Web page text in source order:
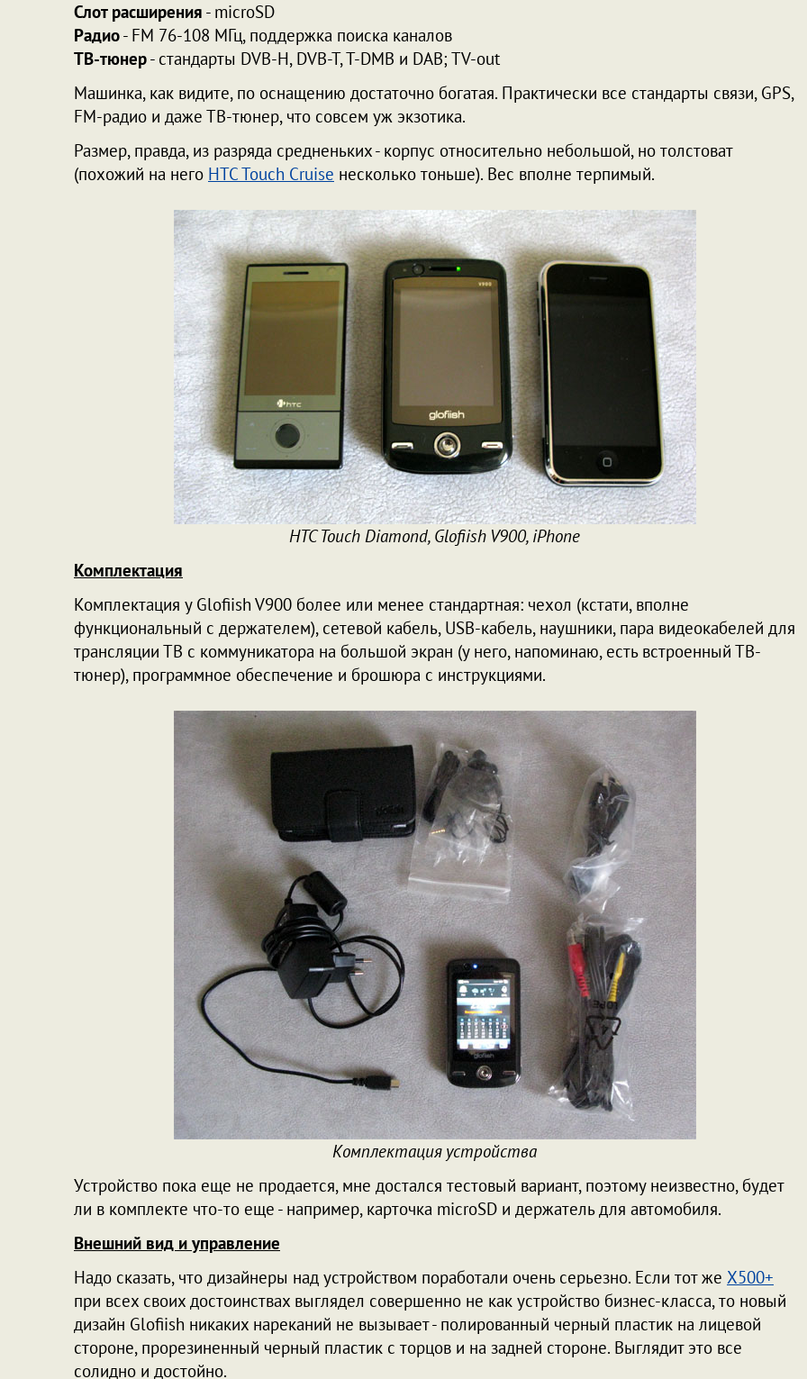
Слот расширения - microSD
Радио- FM 76-108 МГц, поддержка поиска каналов
ТВ-тюнер- стандарты DVB-H, DVB-T, T-DMB и DAB; TV-out
Машинка, как видите, по оснащению достаточно богатая. Практически все стандарты связи, GPS,
FM-радио и даже ТВ-тюнер, что совсем уж экзотика.
Размер, правда, из разряда средненьких - корпус относительно небольшой, но толстоват
(похожий на него HTC Touch Cruise несколько тоньше). Вес вполне терпимый.
HTC Touch Diamond, Glofiish V900, iPhone
Комплектация
Комплектация у Glofiish V900 более или менее стандартная: чехол (кстати, вполне
функциональный с держателем), сетевой кабель, USB-кабель, наушники, пара видеокабелей для
трансляции ТВ с коммуникатора на большой экран (у него, напоминаю, есть встроенный ТВ-
тюнер), программное обеспечение и брошюра с инструкциями.
Комплектация устройства
Устройство пока еще не продается, мне достался тестовый вариант, поэтому неизвестно, будет
ли в комплекте что-то еще - например, карточка microSD и держатель для автомобиля.
Внешний вид и управление
Надо сказать, что дизайнеры над устройством поработали очень серьезно. Если тот же X500+
при всех своих достоинствах выглядел совершенно не как устройство бизнес-класса, то новый
дизайн Glofiish никаких нареканий не вызывает - полированный черный пластик на лицевой
стороне, прорезиненный черный пластик с торцов и на задней стороне. Выглядит это все
солидно и достойно.